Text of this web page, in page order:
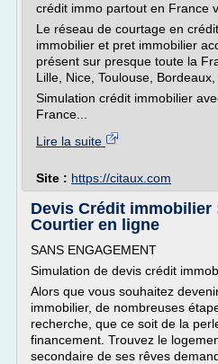
crédit immo partout en France
Le réseau de courtage en
immobilier et pret immobilier
présent sur presque toute la
Lille, Nice, Toulouse, Bordeaux,
Simulation crédit immobilier
France...
Lire la suite
Site : https://citaux.com
Devis Crédit immobilier
Courtier en ligne
SANS ENGAGEMENT
Simulation de devis crédit
Alors que vous souhaitez
immobilier, de nombreuses
recherche, que ce soit de la
financement. Trouvez le
secondaire de ses rêves